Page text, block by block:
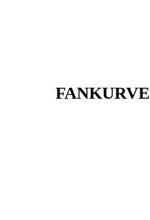
FANKURVE